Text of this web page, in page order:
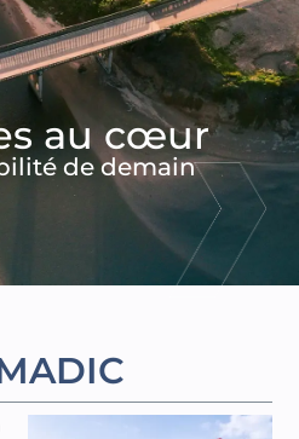
au cœur
de demain